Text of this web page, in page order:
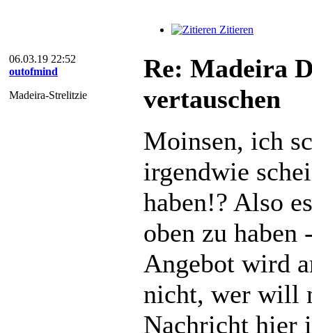
Zitieren
06.03.19 22:52
outofmind
Madeira-Strelitzie
Re: Madeira
vertauschen
Moinsen, ich
irgendwie
haben!? Also
oben zu
Angebot wird
nicht, wer will
Nachricht hier